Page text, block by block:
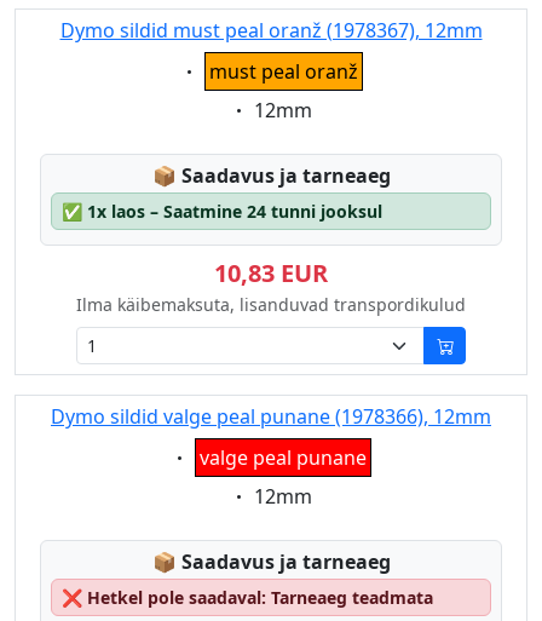
Dymo sildid must peal oranž (1978367), 12mm
Eigenschaft:
must peal oranž
Eigenschaft:
12mm
📦 Lagerstatus:
Saadavus ja tarneaeg
✅ 1x laos – Saatmine 24 tunni jooksul
10,83 EUR
Ilma käibemaksuta, lisanduvad transpordikulud
Dymo sildid valge peal punane (1978366), 12mm
Eigenschaft:
valge peal punane
Eigenschaft:
12mm
📦 Lagerstatus:
Saadavus ja tarneaeg
❌ Hetkel pole saadaval: Tarneaeg teadmata